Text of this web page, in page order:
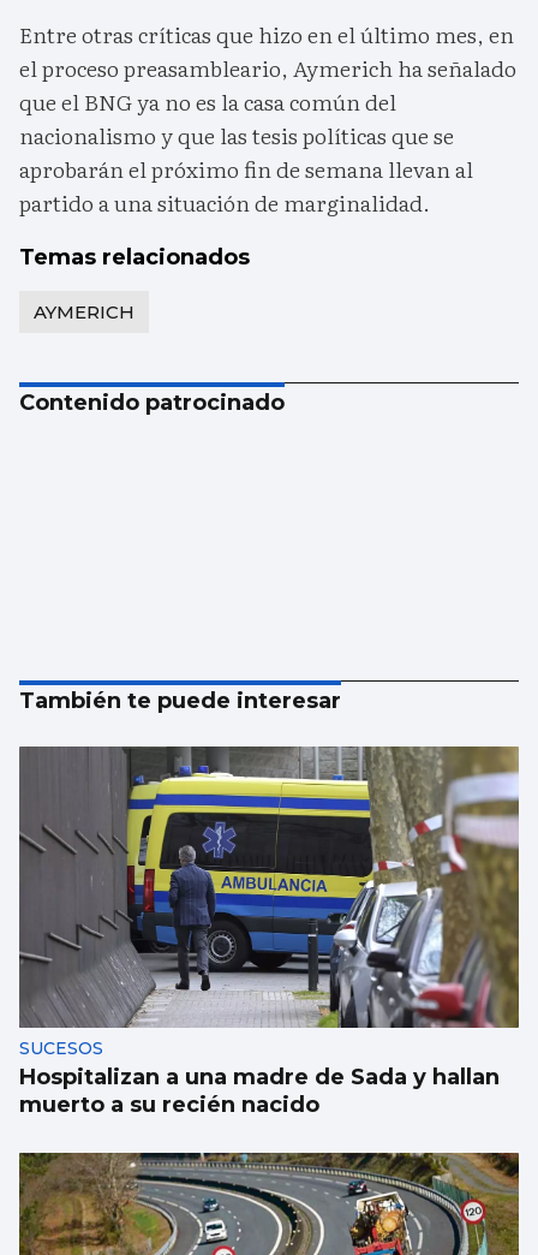
Entre otras críticas que hizo en el último mes, en
el proceso preasambleario, Aymerich ha señalado
que el BNG ya no es la casa común del
nacionalismo y que las tesis políticas que se
aprobarán el próximo fin de semana llevan al
partido a una situación de marginalidad.
Temas relacionados
AYMERICH
Contenido patrocinado
También te puede interesar
SUCESOS
Hospitalizan a una madre de Sada y hallan
muerto a su recién nacido